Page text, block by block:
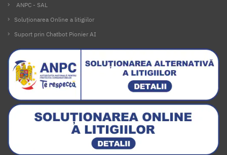
ANPC - SAL
Soluționarea Online a litigiilor
Suport prin Chatbot Pionier AI